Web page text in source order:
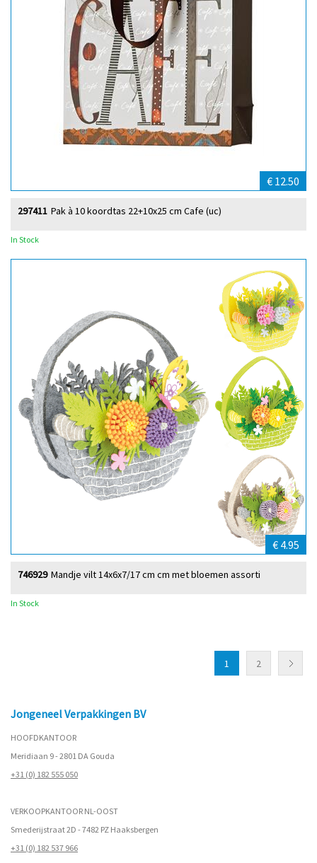
€ 12.50
Pak à 10 koordtas 22+10x25 cm Cafe (uc)
297411
In Stock
€ 4.95
Mandje vilt 14x6x7/17 cm cm met bloemen assorti
746929
In Stock
1 2
Jongeneel Verpakkingen BV
HOOFDKANTOOR
Meridiaan 9 - 2801 DA Gouda
+31 (0) 182 555 050
VERKOOPKANTOOR NL-OOST
Smederijstraat 2D - 7482 PZ Haaksbergen
+31 (0) 182 537 966